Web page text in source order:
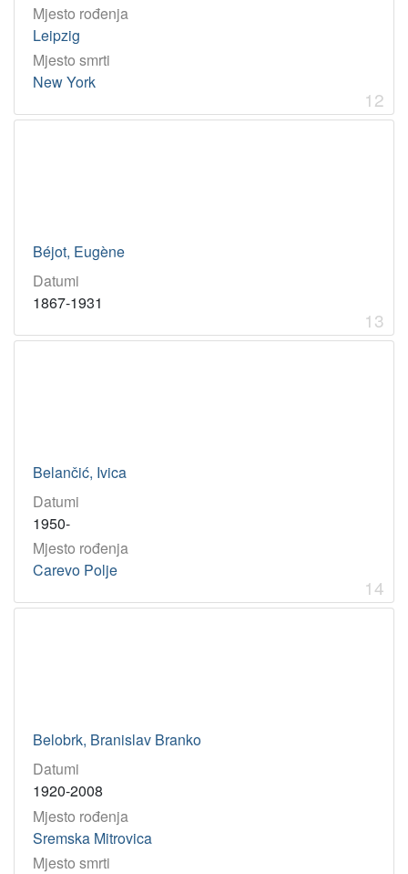
Mjesto rođenja
Leipzig
Mjesto smrti
New York
12
Béjot, Eugène
Datumi
1867-1931
13
Belančić, Ivica
Datumi
1950-
Mjesto rođenja
Carevo Polje
14
Belobrk, Branislav Branko
Datumi
1920-2008
Mjesto rođenja
Sremska Mitrovica
Mjesto smrti